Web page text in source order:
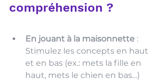
compréhension ?
En jouant à la maisonnette :
Stimulez les concepts en haut
et en bas (ex.: mets la fille en
haut, mets le chien en bas…)